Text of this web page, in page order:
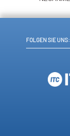
FOLGEN SIE UNS: